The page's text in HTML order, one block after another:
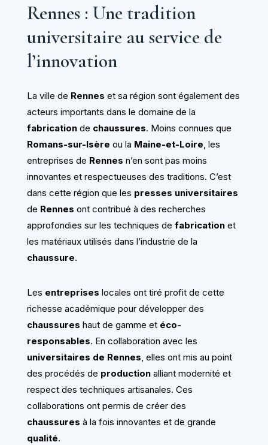
Rennes : Une tradition
universitaire au service de
l’innovation
La ville de Rennes et sa région sont également des
acteurs importants dans le domaine de la
fabricationde chaussures. Moins connues que
Romans-sur-Isère ou la Maine-et-Loire, les
entreprises de Rennes n’en sont pas moins
innovantes et respectueuses des traditions. C’est
dans cette région que les presses universitaires
de Rennes ont contribué à des recherches
approfondies sur les techniques de fabricationet
les matériaux utilisés dans l’industrie de la
chaussure.
Les entreprises locales ont tiré profit de cette
richesse académique pour développer des
chaussures haut de gamme et éco-
responsables. En collaboration avec les
universitaires de Rennes, elles ont mis au point
des procédés de productionalliant modernité et
respect des techniques artisanales. Ces
collaborations ont permis de créer des
chaussures à la fois innovantes et de grande
qualité.